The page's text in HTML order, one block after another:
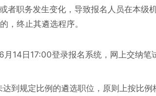
者职务发生变化，导致报名人员在本级
，终止其遴选程序。
14日17:00登录报名系统，网上交纳笔
到规定比例的遴选职位，原则上按比例